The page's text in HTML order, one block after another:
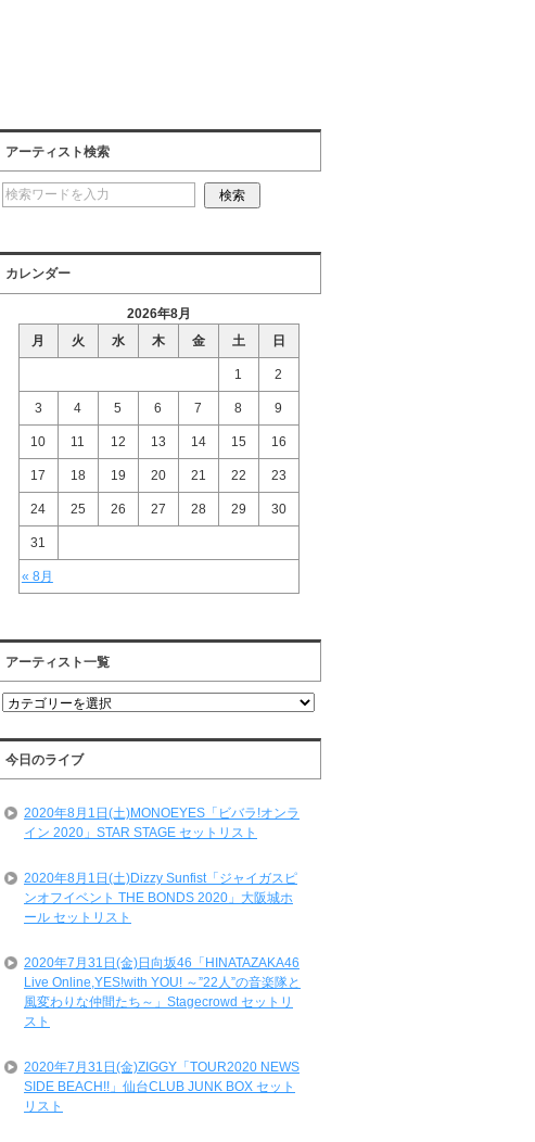
アーティスト検索
カレンダー
2026年8月
月
火 水 木 金 土 日
« 8月
1 2
3 4 5 6 7 8 9
10 11 12 13 14 15 16
17 18 19 20 21 22 23
24 25 26 27 28 29 30
31
アーティスト一覧
ア
テ
ィ
ス
一
今日のライブ
2020年8月1日(土)MONOEYES「ビバラ!オンラ
イン 2020」STAR STAGE セットリスト
2020年8月1日(土)Dizzy Sunfist「ジャイガスピ
ンオフイベント THE BONDS 2020」大阪城ホ
ール セットリスト
2020年7月31日(金)日向坂46「HINATAZAKA46
Live Online,YES!with YOU! ～”22人”の音楽隊と
風変わりな仲間たち～」Stagecrowd セットリ
スト
2020年7月31日(金)ZIGGY「TOUR2020 NEWS
SIDE BEACH!!」仙台CLUB JUNK BOX セット
リスト